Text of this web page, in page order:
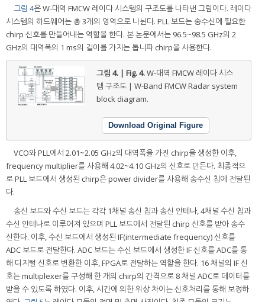
그림 4은 W-대역 FMCW 레이다 시스템의 구조도를 나타낸 그림이다. 레이다
시스템의 하드웨어는 총 3개의 영역으로 나뉜다. PLL 보드는 송수신에 필요한
chirp 신호를 만들어내는 역할을 한다. 본 논문에서는 96.5~98.5 GHz의 2
GHz의 대역폭의 1 ms의 길이를 가지는 톱니파 chirp을 사용한다.
그림 4. | Fig. 4.W-대역 FMCW 레이다 시스
템 구조도 | W-Band FMCW Radar system
block diagram.
Download Original Figure
VCO와 PLL에서 2.01~2.05 GHz의 대역폭을 가진 chirp을 생성한 이후,
frequency multiplier를 사용해 4.02~4.10 GHz의 신호로 만든다. 최종적으
로 PLL 보드에서 생성된 chirp은 power divider를 사용해 송수신 칩에 전달된
다.
송신 보드와 수신 보드는 각각 1채널 송신 칩과 송신 안테나, 4채널 수신 칩과
수신 안테나로 이루어져 있으며 PLL 보드에서 전달된 chirp 신호를 받아 송수
신한다. 이후, 수신 보드에서 생성된 IF(intermediate frequency) 신호를
ADC 보드로 전달한다. ADC 보드는 수신 보드에서 생성한 IF 신호를 ADC를 통
해 디지털 신호로 변환한 이후, FPGA로 전달하는 역할을 한다. 16 채널의 IF 신
호는 multiplexer를 구성해 한 개의 chirp의 간격으로 8 채널 ADC로 데이터를
받을 수 있도록 하였다. 이후, 시간에 의한 위상 차이는 신호처리를 통해 보정하